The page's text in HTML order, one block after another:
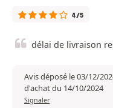
4/5
délai de livraison
Avis déposé le 03/12/
d'achat du 14/10/2024
Signaler